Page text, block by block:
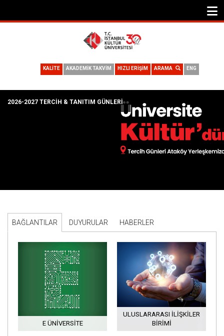
ENG
ARAMA
HIZLI ERİŞİM
AKADEMİK TAKVİM
KALİTE
2026-2027 TERCIH & TANITIM GÜNLERI
BAĞLANTILAR DUYURULAR HABERLER
E ÜNIVERSITE
ULUSLARARASI İLIŞKILER
BIRIMI